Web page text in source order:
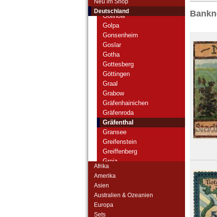
Deutschland
Goldberg (MS/MV)
Gollnow
Golpa
Gonsenheim
Goslar
Gotha
Gottesberg
Göttingen
Graal
Grabow
Gräfenhainichen
Gräfenroda
Gräfenthal
Gransee
Greifenstein
Greiffenberg
Greiz
Grömitz
Afrika
Amerika
Asien
Australien & Ozeanien
Europa
Sets